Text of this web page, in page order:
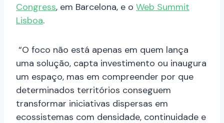
Congress, em Barcelona, e o Web Summit
Lisboa.
“O foco não está apenas em quem lança
uma solução, capta investimento ou inaugura
um espaço, mas em compreender por que
determinados territórios conseguem
transformar iniciativas dispersas em
ecossistemas com densidade, continuidade e